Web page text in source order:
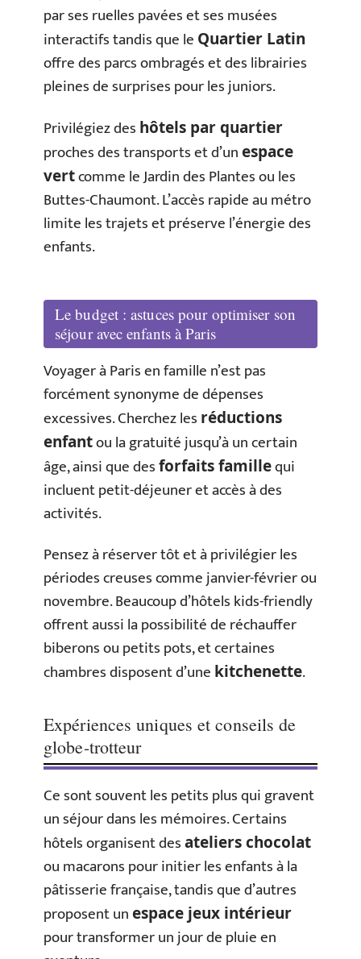
par ses ruelles pavées et ses musées
interactifs tandis que le Quartier Latin
offre des parcs ombragés et des librairies
pleines de surprises pour les juniors.
Privilégiez des hôtels par quartier
proches des transports et d’unespace
vertcomme le Jardin des Plantes ou les
Buttes-Chaumont. L’accès rapide au métro
limite les trajets et préserve l’énergie des
enfants.
Le budget : astuces pour optimiser son
séjour avec enfants à Paris
Voyager à Paris en famille n’est pas
forcément synonyme de dépenses
excessives. Cherchez les réductions
enfantou la gratuité jusqu’à un certain
âge, ainsi que desforfaits famillequi
incluent petit-déjeuner et accès à des
activités.
Pensez à réserver tôt et à privilégier les
périodes creuses comme janvier-février ou
novembre. Beaucoup d’hôtels kids-friendly
offrent aussi la possibilité de réchauffer
biberons ou petits pots, et certaines
chambres disposent d’une kitchenette.
Expériences uniques et conseils de
globe-trotteur
Ce sont souvent les petits plus qui gravent
un séjour dans les mémoires. Certains
hôtels organisent desateliers chocolat
ou macarons pour initier les enfants à la
pâtisserie française, tandis que d’autres
proposent unespace jeux intérieur
pour transformer un jour de pluie en